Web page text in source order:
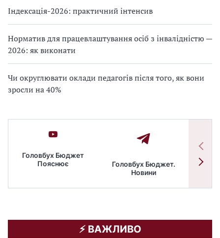
Індексація-2026: практичний інтенсив
Норматив для працевлаштування осіб з інвалідністю —
2026: як виконати
Чи округлювати оклади педагогів після того, як вони
зросли на 40%
Головбух Бюджет
Пояснює
Головбух Бюджет.
Новини
⚡️ ВАЖЛИВО